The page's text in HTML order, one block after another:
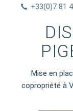
+33(0)7 81
Mise en
copropriété à